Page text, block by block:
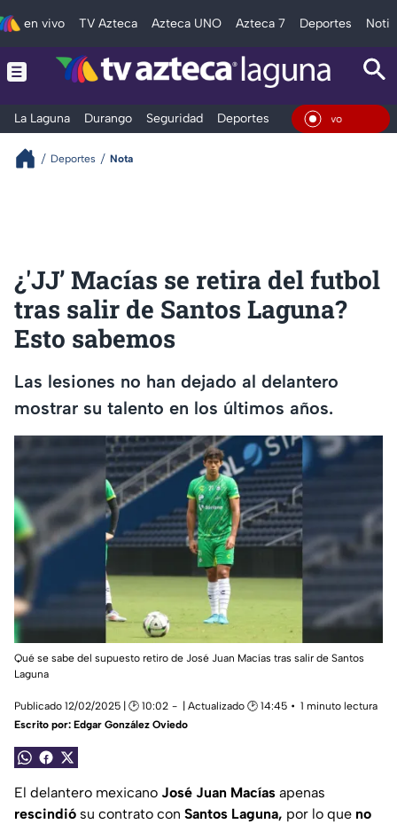
en vivo TV Azteca Azteca UNO Azteca 7 Deportes
La Laguna Durango Seguridad Deportes EntretenimientoEn
Deportes Nota
¿'JJ’ Macías se retira del futbol
tras salir de Santos Laguna?
Esto sabemos
Las lesiones no han dejado al delantero
mostrar su talento en los últimos años.
Qué se sabe del supuesto retiro de José Juan Macías tras salir de Santos
Laguna
Publicado 12/02/2025 | 🕑 10:02 | Actualizado 🕑 14:45
1 minuto lectura
Escrito por: Edgar González Oviedo
El delantero mexicano José Juan Macías apenas
rescindió su contrato con Santos Laguna, por lo que no